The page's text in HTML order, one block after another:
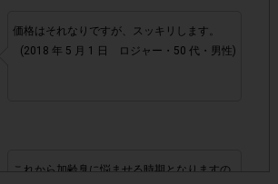
象外
象商品・回答期間・指定購入数)以外
トスーパーでのご購入
価格はそれなりですが、スッキリします。
(2018 年 5 月 1 日 ロジャー・50 代・男性)
これから加齢臭に悩ませる時期となりますの